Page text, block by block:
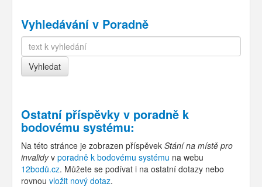
Vyhledávání v Poradně
Ostatní příspěvky v poradně k
bodovému systému:
Na této stránce je zobrazen příspěvek Stání na místě pro
invalidyv poradně k bodovému systému na webu
12bodů.cz. Můžete se podívat i na ostatní dotazy nebo
rovnou vložit nový dotaz.